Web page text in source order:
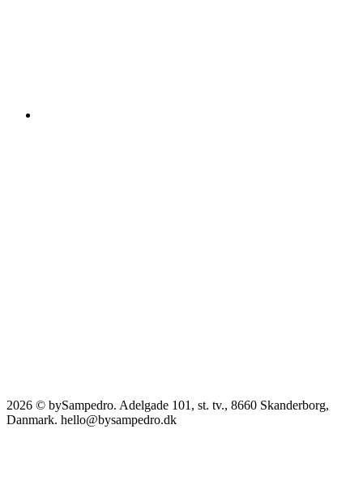
2026 © bySampedro. Adelgade 101, st. tv., 8660 Skanderborg,
Danmark. hello@bysampedro.dk